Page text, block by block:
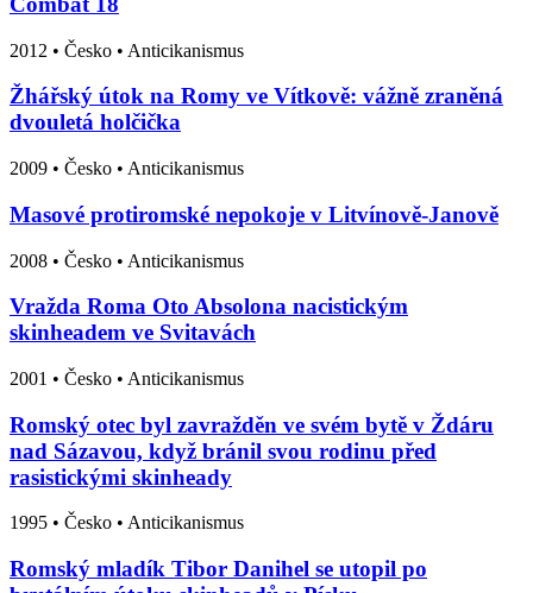
2012 • Česko • Anticikanismus
Žhářský útok na Romy ve Vítkově: vážně zraněná
dvouletá holčička
2009 • Česko • Anticikanismus
Masové protiromské nepokoje v Litvínově-Janově
2008 • Česko • Anticikanismus
Vražda Roma Oto Absolona nacistickým
skinheadem ve Svitavách
2001 • Česko • Anticikanismus
Romský otec byl zavražděn ve svém bytě v Ždáru
nad Sázavou, když bránil svou rodinu před
rasistickými skinheady
1995 • Česko • Anticikanismus
Romský mladík Tibor Danihel se utopil po